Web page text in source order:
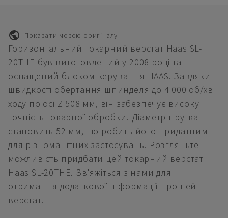
Показати мовою оригіналу
Горизонтальний токарний верстат Haas SL-
20THE був виготовлений у 2008 році та
оснащений блоком керування HAAS. Завдяки
швидкості обертання шпинделя до 4 000 об/хв і
ходу по осі Z 508 мм, він забезпечує високу
точність токарної обробки. Діаметр прутка
становить 52 мм, що робить його придатним
для різноманітних застосувань. Розгляньте
можливість придбати цей токарний верстат
Haas SL-20THE. Зв'яжіться з нами для
отримання додаткової інформації про цей
верстат.